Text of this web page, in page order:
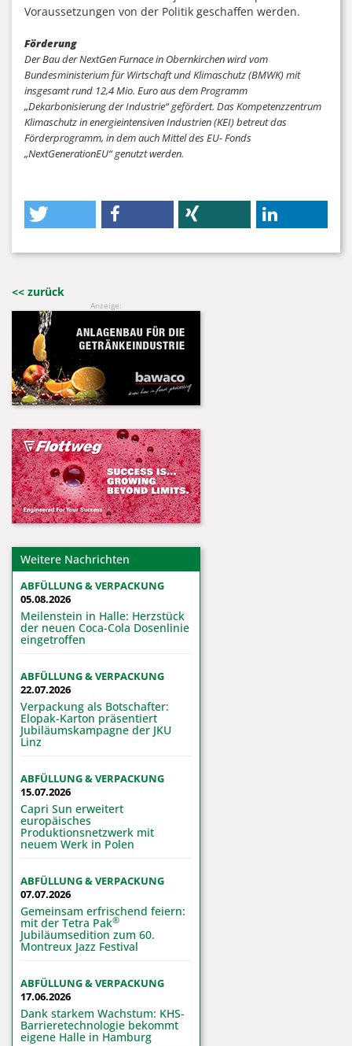
Voraussetzungen von der Politik geschaffen werden.
Förderung
Der Bau der NextGen Furnace in Obernkirchen wird vom
Bundesministerium für Wirtschaft und Klimaschutz (BMWK) mit
insgesamt rund 12,4 Mio. Euro aus dem Programm
„Dekarbonisierung der Industrie“ gefördert. Das Kompetenzzentrum
Klimaschutz in energieintensiven Industrien (KEI) betreut das
Förderprogramm, in dem auch Mittel des EU- Fonds
„NextGenerationEU“ genutzt werden.
<< zurück
Anzeige:
Weitere Nachrichten
ABFÜLLUNG & VERPACKUNG
05.08.2026
Meilenstein in Halle: Herzstück
der neuen Coca-Cola Dosenlinie
eingetroffen
ABFÜLLUNG & VERPACKUNG
22.07.2026
Verpackung als Botschafter:
Elopak-Karton präsentiert
Jubiläumskampagne der JKU
Linz
ABFÜLLUNG & VERPACKUNG
15.07.2026
Capri Sun erweitert
europäisches
Produktionsnetzwerk mit
neuem Werk in Polen
ABFÜLLUNG & VERPACKUNG
07.07.2026
Gemeinsam erfrischend feiern:
mit der Tetra Pak®
Jubiläumsedition zum 60.
Montreux Jazz Festival
ABFÜLLUNG & VERPACKUNG
17.06.2026
Dank starkem Wachstum: KHS-
Barrieretechnologie bekommt
eigene Halle in Hamburg